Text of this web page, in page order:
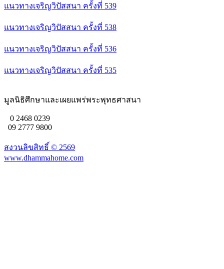
แนวทางเจริญวิปัสสนา ครั้งที่ 539
แนวทางเจริญวิปัสสนา ครั้งที่ 538
แนวทางเจริญวิปัสสนา ครั้งที่ 536
แนวทางเจริญวิปัสสนา ครั้งที่ 535
มูลนิธิศึกษาและเผยแพร่พระพุทธศาสนา
0 2468 0239
09 2777 9800
สงวนลิขสิทธิ์ © 2569
www.dhammahome.com